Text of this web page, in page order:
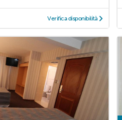
Verifica disponibilità